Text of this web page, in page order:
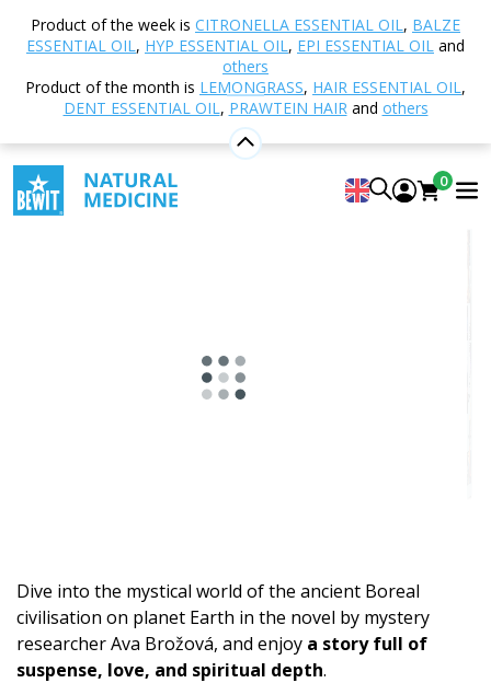
Product of the week is CITRONELLA ESSENTIAL OIL, BALZE
ESSENTIAL OIL, HYP ESSENTIAL OIL, EPI ESSENTIAL OIL and
others
Product of the month is LEMONGRASS, HAIR ESSENTIAL OIL,
DENT ESSENTIAL OIL, PRAWTEIN HAIRand others
0
Home Shop Other products
Magazines
Guardians of Balance
Guardians of Balance
View 2 reviews
Dive into the mystical world of the ancient Boreal
civilisation on planet Earth in the novel by mystery
researcher Ava Brožová, and enjoy a story full of
suspense, love, and spiritual depth.